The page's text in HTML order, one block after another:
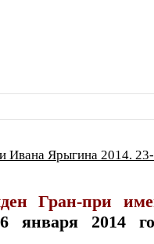
Ивана Ярыгина 2014.
Гран-при
января 2014